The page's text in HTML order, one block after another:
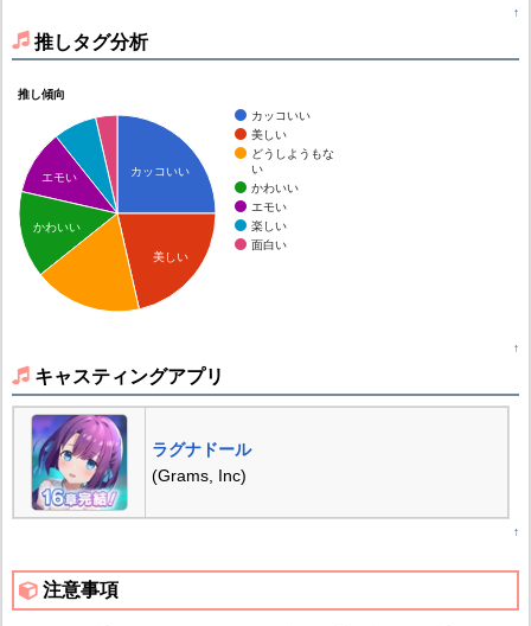
↑
推しタグ分析
推し傾向
カッコいい
美しい
どうしようもな
い
かわいい
エモい
楽しい
面白い
カッコいい
美しい
エモい
かわいい
↑
キャスティングアプリ
ラグナドール
(Grams, Inc)
↑
注意事項